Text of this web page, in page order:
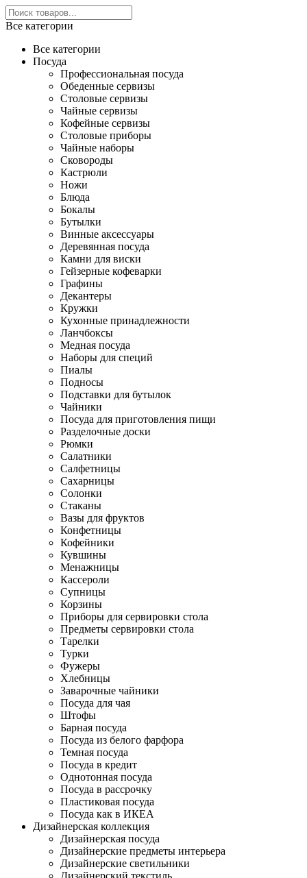
Все категории
Все категории
Посуда
Профессиональная посуда
Обеденные сервизы
Столовые сервизы
Чайные сервизы
Кофейные сервизы
Столовые приборы
Чайные наборы
Сковороды
Кастрюли
Ножи
Блюда
Бокалы
Бутылки
Винные аксессуары
Деревянная посуда
Камни для виски
Гейзерные кофеварки
Графины
Декантеры
Кружки
Кухонные принадлежности
Ланчбоксы
Медная посуда
Наборы для специй
Пиалы
Подносы
Подставки для бутылок
Чайники
Посуда для приготовления пищи
Разделочные доски
Рюмки
Салатники
Салфетницы
Сахарницы
Солонки
Стаканы
Вазы для фруктов
Конфетницы
Кофейники
Кувшины
Менажницы
Кассероли
Супницы
Корзины
Приборы для сервировки стола
Предметы сервировки стола
Тарелки
Турки
Фужеры
Хлебницы
Заварочные чайники
Посуда для чая
Штофы
Барная посуда
Посуда из белого фарфора
Темная посуда
Посуда в кредит
Однотонная посуда
Посуда в рассрочку
Пластиковая посуда
Посуда как в ИКЕА
Дизайнерская коллекция
Дизайнерская посуда
Дизайнерские предметы интерьера
Дизайнерские светильники
Дизайнерский текстиль